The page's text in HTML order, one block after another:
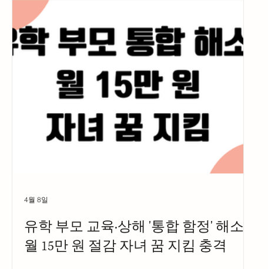
유학 부모 교육·상해 '통합 함정' 해소:
월 15만 원 절감 자녀 꿈 지킴 충격
4월 8일